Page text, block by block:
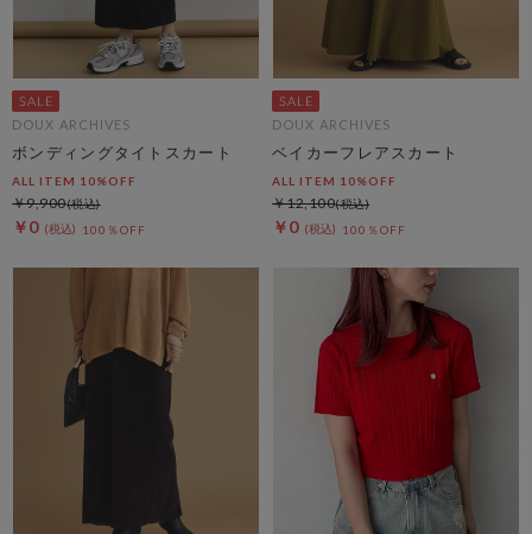
DOUX ARCHIVES
ボンディングタイトスカート
ALL ITEM 10%OFF
￥0 100％OFF
￥9,900
DOUX ARCHIVES
ベイカーフレアスカート
ALL ITEM 10%OFF
￥0 100％OFF
￥12,100